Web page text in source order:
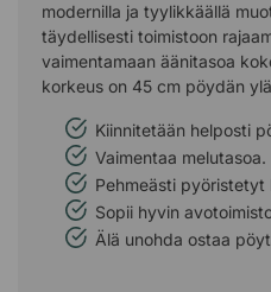
modernilla ja tyylikkäällä
täydellisesti toimistoon
vaimentamaan äänitasoa
korkeus on 45 cm pöydän
Kiinnitetään helposti
Vaimentaa melutasoa.
Pehmeästi pyöristetyt
Sopii hyvin
Älä unohda ostaa